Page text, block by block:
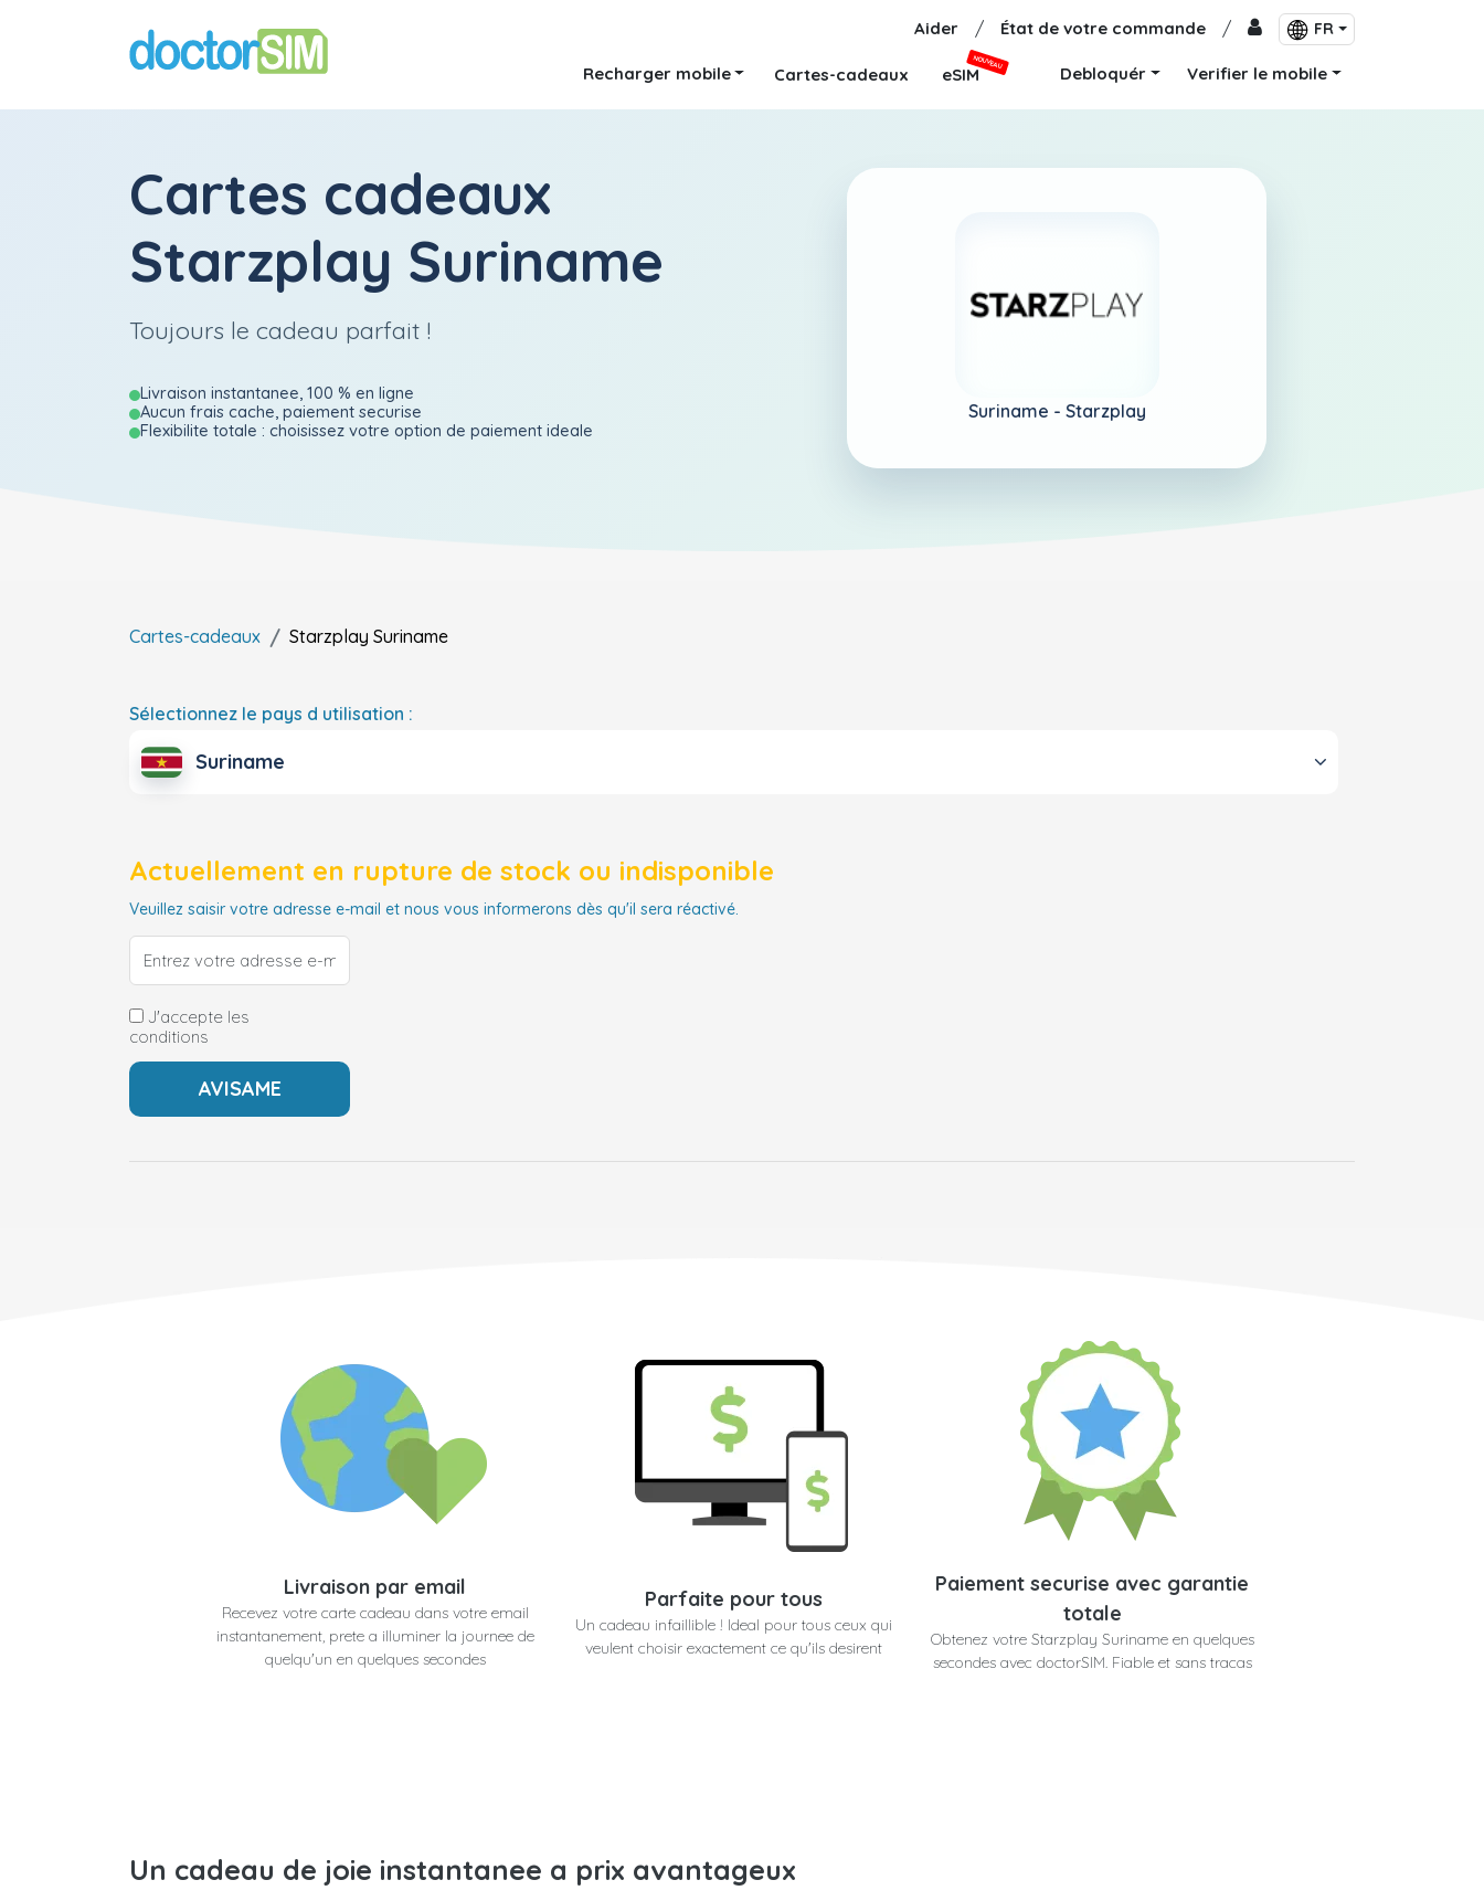
Aider / État de votre commande / FR
Recharger mobile Cartes-cadeaux eSIM
NOUVEAU
Debloquér Verifier le mobile
Cartes cadeaux
Starzplay Suriname
Toujours le cadeau parfait !
Livraison instantanee, 100 % en ligne
Aucun frais cache, paiement securise
Flexibilite totale : choisissez votre option de paiement ideale
Suriname - Starzplay
Cartes-cadeaux Starzplay Suriname
Sélectionnez le pays d utilisation :
Suriname
Actuellement en rupture de stock ou indisponible
Veuillez saisir votre adresse e-mail et nous vous informerons dès qu'il sera réactivé.
J'accepte les
conditions
Livraison par email
Recevez votre carte cadeau dans votre email
instantanement, prete a illuminer la journee de
quelqu'un en quelques secondes
Parfaite pour tous
Un cadeau infaillible ! Ideal pour tous ceux qui
veulent choisir exactement ce qu'ils desirent
Paiement securise avec garantie
totale
Obtenez votre Starzplay Suriname en quelques
secondes avec doctorSIM. Fiable et sans tracas
Un cadeau de joie instantanee a prix avantageux